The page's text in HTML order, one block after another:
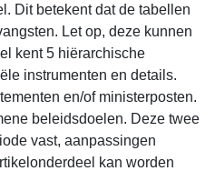
Dit betekent dat de tabellen
Let op, deze kunnen
kent 5 hiërarchische
instrumenten en details.
en/of ministerposten.
beleidsdoelen. Deze twee
vast, aanpassingen
kan worden